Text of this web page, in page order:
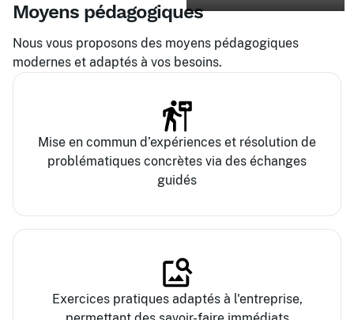
Moyens pédagogiques
Nous vous proposons des moyens pédagogiques
modernes et adaptés à vos besoins.
Mise en commun d’expériences et résolution de
problématiques concrètes via des échanges
guidés
Exercices pratiques adaptés à l'entreprise,